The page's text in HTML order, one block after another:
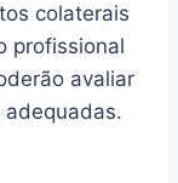
colaterais
profissional
avaliar